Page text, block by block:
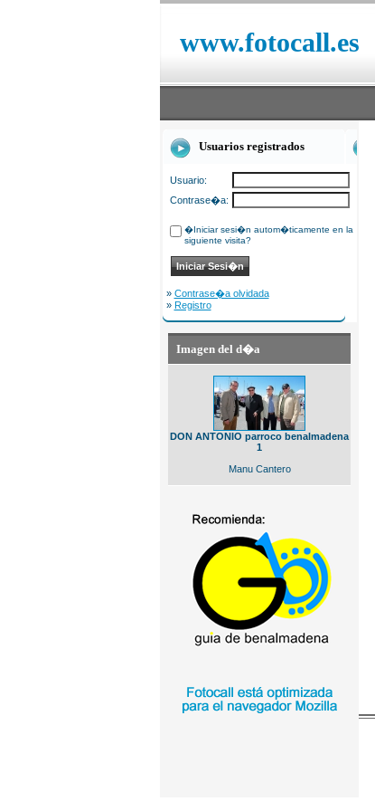
www.fotocall.es
Usuarios registrados
Usuario:
Contrase�a:
�Iniciar sesi�n autom�ticamente en la
siguiente visita?
» Contrase�a olvidada
» Registro
Imagen del d�a
DON ANTONIO parroco benalmadena
1
Manu Cantero